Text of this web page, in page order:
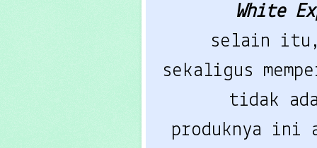
White
selain
sekaligus
tidak
produknya ini